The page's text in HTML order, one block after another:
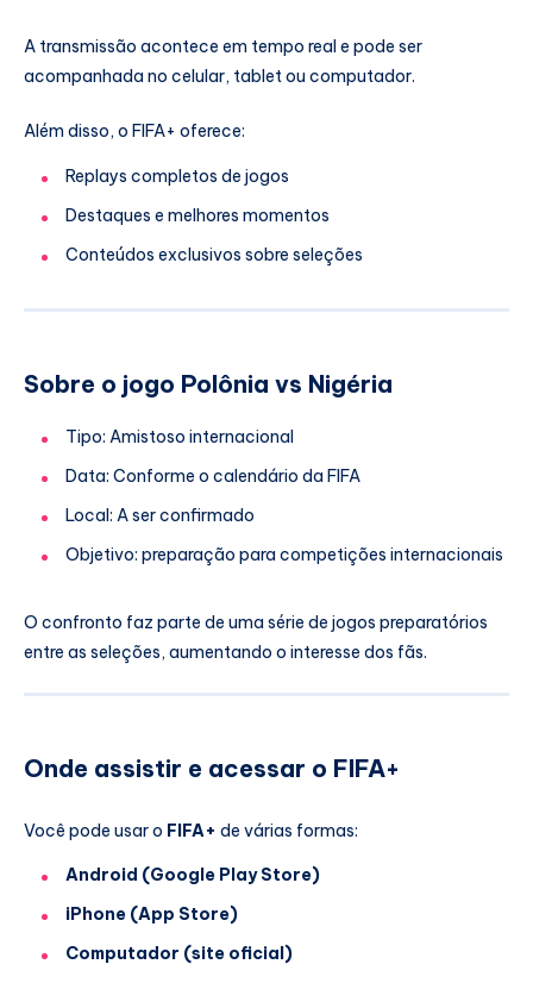
A transmissão acontece em tempo real e pode ser
acompanhada no celular, tablet ou computador.
Além disso, o FIFA+ oferece:
Replays completos de jogos
Destaques e melhores momentos
Conteúdos exclusivos sobre seleções
Sobre o jogo Polônia vs Nigéria
Tipo: Amistoso internacional
Data: Conforme o calendário da FIFA
Local: A ser confirmado
Objetivo: preparação para competições internacionais
O confronto faz parte de uma série de jogos preparatórios
entre as seleções, aumentando o interesse dos fãs.
Onde assistir e acessar o FIFA+
Você pode usar o FIFA+ de várias formas:
Android (Google Play Store)
iPhone (App Store)
Computador (site oficial)